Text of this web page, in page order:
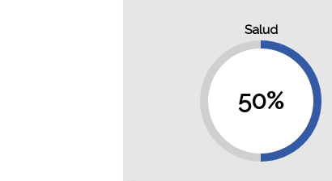
Salud
50%